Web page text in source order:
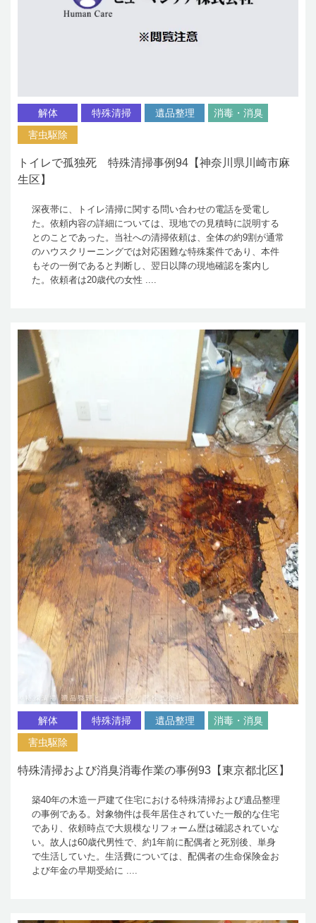
解体 特殊清掃 遺品整理
消毒・消臭
害虫駆除
トイレで孤独死 特殊清掃事例94【神奈川県川崎市麻
生区】
深夜帯に、トイレ清掃に関する問い合わせの電話を受電し
た。依頼内容の詳細については、現地での見積時に説明する
とのことであった。当社への清掃依頼は、全体の約9割が通常
のハウスクリーニングでは対応困難な特殊案件であり、本件
もその一例であると判断し、翌日以降の現地確認を案内し
た。依頼者は20歳代の女性 ....
解体 特殊清掃 遺品整理
消毒・消臭
害虫駆除
特殊清掃および消臭消毒作業の事例93【東京都北区】
築40年の木造一戸建て住宅における特殊清掃および遺品整理
の事例である。対象物件は長年居住されていた一般的な住宅
であり、依頼時点で大規模なリフォーム歴は確認されていな
い。故人は60歳代男性で、約1年前に配偶者と死別後、単身
で生活していた。生活費については、配偶者の生命保険金お
よび年金の早期受給に ....